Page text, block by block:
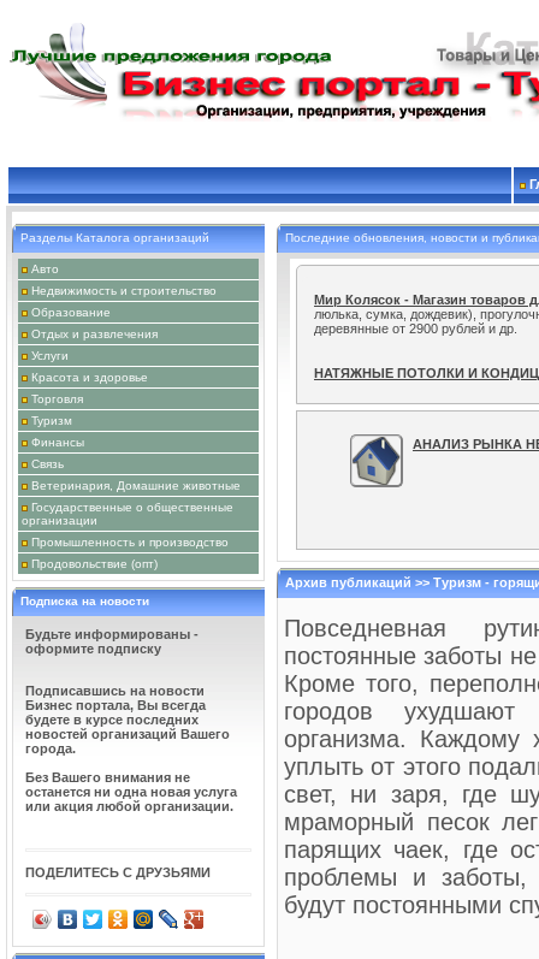
Разделы Каталога организаций
Авто
Недвижимость и строительство
Образование
Отдых и развлечения
Услуги
Красота и здоровье
Торговля
Туризм
Финансы
Связь
Ветеринария, Домашние животные
Государственные о общественные
организации
Промышленность и производство
Продовольствие (опт)
Подписка на новости
Будьте информированы -
оформите подписку
Подписавшись на новости
Бизнес портала, Вы всегда
будете в курсе последних
новостей организаций Вашего
города.
Без Вашего внимания не
останется ни одна новая услуга
или акция любой организации.
ПОДЕЛИТЕСЬ С ДРУЗЬЯМИ
Последние обновления, новости и
Мир Колясок - Магазин товаров
люлька, сумка, дождевик),
деревянные от 2900 рублей и др.
НАТЯЖНЫЕ ПОТОЛКИ И
сложности.
настроит локальные сети и
АНАЛИЗ РЫНКА
СЛЕДИТЕ ЗА
такое автомобиль
средство
во-вторых, это
автомобилях, но и уметь ими
НОВОЕ
современного
правой стороне.
обладать чутьём на
реагировать. Все ли
АКТУАЛЬНЫЕ
недвижимости
оказанию таких
неумолимо растет.
рынка, подготовки и сбора
ПРАВИЛЬНОЕ
В детском
и правильно- ведь
получением
Архив публикаций >> Туризм -
Повседневная
постоянные заботы
Кроме того,
городов
организма. Каждому
уплыть от этого
свет, ни заря, где
мраморный песок
парящих чаек, где
проблемы и заботы,
будут постоянными